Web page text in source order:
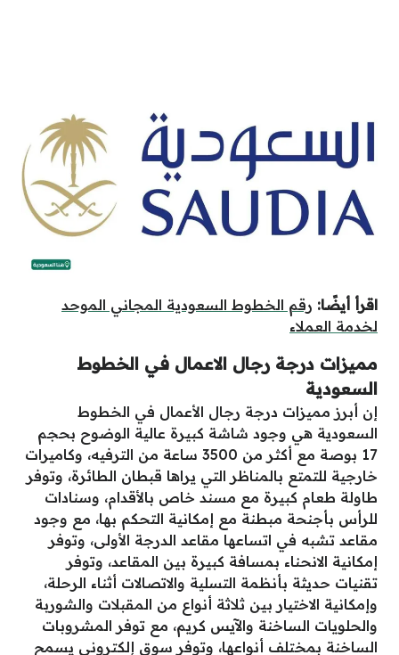
الخطوط السعودية المجاني الموحد
رجال الاعمال في الخطوط
درجة رجال الأعمال في الخطوط
وجود شاشة كبيرة عالية الوضوح بحجم
17 بوصة مع أكثر من 3500 ساعة من الترفيه، وكاميرات
بالمناظر التي يراها قبطان الطائرة، وتوفر
مع مسند خاص بالأقدام، وسنادات
مبطنة مع إمكانية التحكم بها، مع وجود
اتساعها مقاعد الدرجة الأولى، وتوفر
بمسافة كبيرة بين المقاعد، وتوفر
التسلية والاتصالات أثناء الرحلة،
بين ثلاثة أنواع من المقبلات والشوربة
والآيس كريم، مع توفر المشروبات
أنواعها، وتوفر سوق إلكتروني يسمح